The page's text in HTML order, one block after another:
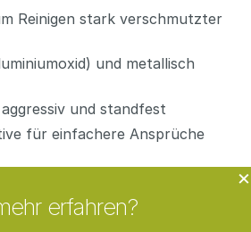
Reinigen stark verschmutzter
und metallisch
und standfest
für einfachere Ansprüche
×
erfahren?